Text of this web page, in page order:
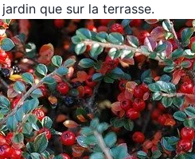
que sur la terrasse.